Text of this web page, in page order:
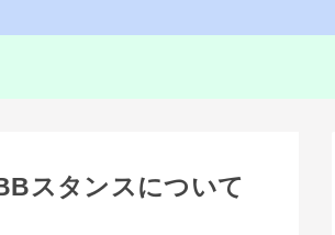
スタンスについて